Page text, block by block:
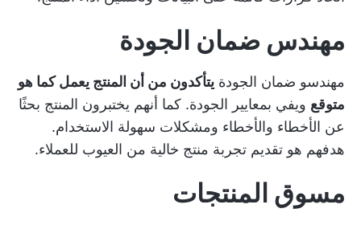
مهندس ضمان الجودة
مهندسو ضمان الجودة يتأكدون من أن المنتج يعمل كما هو
متوقع ويفي بمعايير الجودة. كما أنهم يختبرون المنتج بحثًا
عن الأخطاء والأخطاء ومشكلات سهولة الاستخدام.
هدفهم هو تقديم تجربة منتج خالية من العيوب للعملاء.
مسوق المنتجات